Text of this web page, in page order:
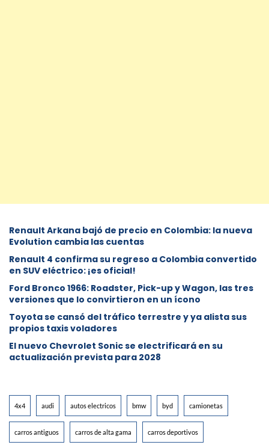
Renault Arkana bajó de precio en Colombia: la nueva
Evolution cambia las cuentas
Renault 4 confirma su regreso a Colombia convertido
en SUV eléctrico: ¡es oficial!
Ford Bronco 1966: Roadster, Pick-up y Wagon, las tres
versiones que lo convirtieron en un ícono
Toyota se cansó del tráfico terrestre y ya alista sus
propios taxis voladores
El nuevo Chevrolet Sonic se electrificará en su
actualización prevista para 2028
4x4 audi autos electricos bmw byd camionetas
carros antiguos carros de alta gama carros deportivos